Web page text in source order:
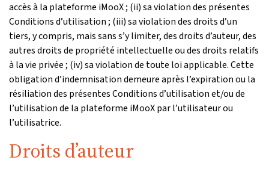
accès à la plateforme iMooX ; (ii) sa violation des présentes
Conditions d’utilisation ; (iii) sa violation des droits d’un
tiers, y compris, mais sans s’y limiter, des droits d’auteur, des
autres droits de propriété intellectuelle ou des droits relatifs
à la vie privée ; (iv) sa violation de toute loi applicable. Cette
obligation d’indemnisation demeure après l’expiration ou la
résiliation des présentes Conditions d’utilisation et/ou de
l’utilisation de la plateforme iMooX par l’utilisateur ou
l’utilisatrice.
Droits d’auteur